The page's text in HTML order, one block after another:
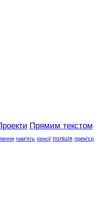
Прямим текстом
пам'ять пенсії поліція прем'єр